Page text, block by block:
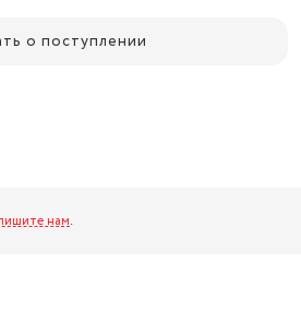
о поступлении
нам.